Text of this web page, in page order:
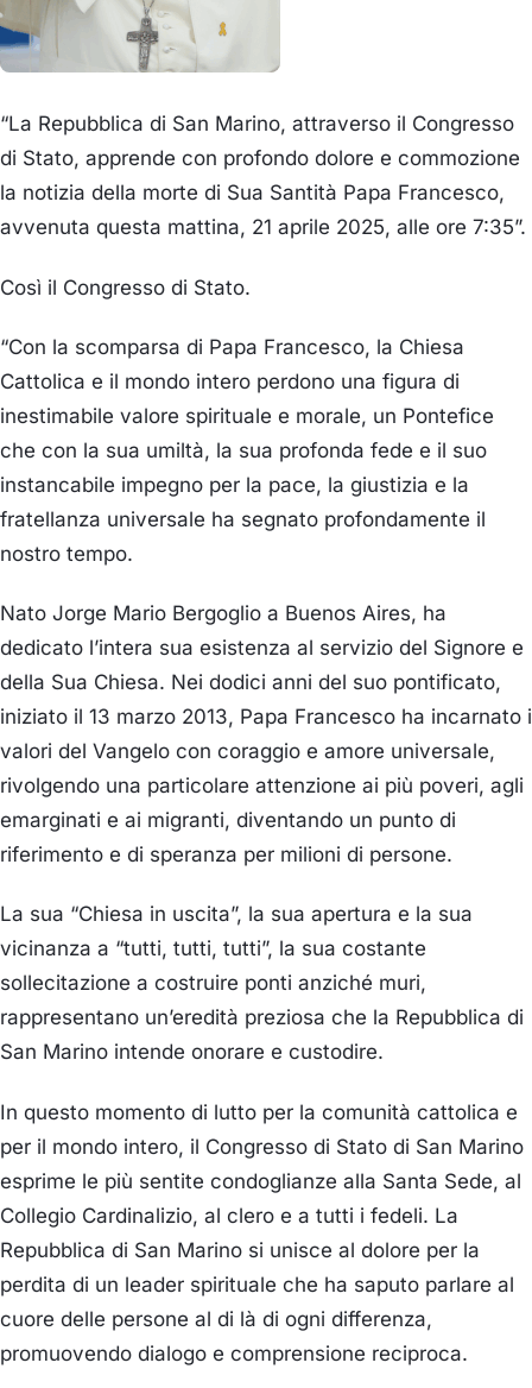
“La Repubblica di San Marino, attraverso il Congresso
di Stato, apprende con profondo dolore e commozione
la notizia della morte di Sua Santità Papa Francesco,
avvenuta questa mattina, 21 aprile 2025, alle ore 7:35”.
Così il Congresso di Stato.
“Con la scomparsa di Papa Francesco, la Chiesa
Cattolica e il mondo intero perdono una figura di
inestimabile valore spirituale e morale, un Pontefice
che con la sua umiltà, la sua profonda fede e il suo
instancabile impegno per la pace, la giustizia e la
fratellanza universale ha segnato profondamente il
nostro tempo.
Nato Jorge Mario Bergoglio a Buenos Aires, ha
dedicato l’intera sua esistenza al servizio del Signore e
della Sua Chiesa. Nei dodici anni del suo pontificato,
iniziato il 13 marzo 2013, Papa Francesco ha incarnato i
valori del Vangelo con coraggio e amore universale,
rivolgendo una particolare attenzione ai più poveri, agli
emarginati e ai migranti, diventando un punto di
riferimento e di speranza per milioni di persone.
La sua “Chiesa in uscita”, la sua apertura e la sua
vicinanza a “tutti, tutti, tutti”, la sua costante
sollecitazione a costruire ponti anziché muri,
rappresentano un’eredità preziosa che la Repubblica di
San Marino intende onorare e custodire.
In questo momento di lutto per la comunità cattolica e
per il mondo intero, il Congresso di Stato di San Marino
esprime le più sentite condoglianze alla Santa Sede, al
Collegio Cardinalizio, al clero e a tutti i fedeli. La
Repubblica di San Marino si unisce al dolore per la
perdita di un leader spirituale che ha saputo parlare al
cuore delle persone al di là di ogni differenza,
promuovendo dialogo e comprensione reciproca.